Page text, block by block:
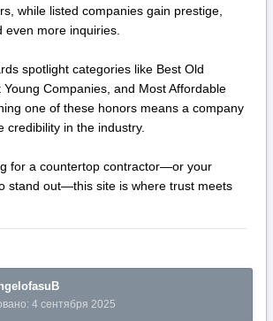
while listed companies gain prestige,
even more inquiries.
spotlight categories like Best Old
Companies, and Most Affordable
one of these honors means a company
credibility in the industry.
for a countertop contractor—or your
stand out—this site is where trust meets
4 сентября 2025